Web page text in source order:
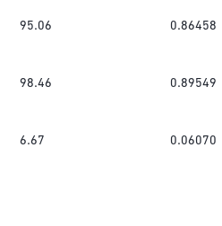
95.06 0.86458
98.46 0.89549
6.67 0.06070